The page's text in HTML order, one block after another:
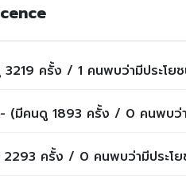
ครั้ง / 1 คนพบว่ามีประโย
- (มีคนดู 1893 ครั้ง / 0 คนพบว่า
ครั้ง / 0 คนพบว่ามีประโย